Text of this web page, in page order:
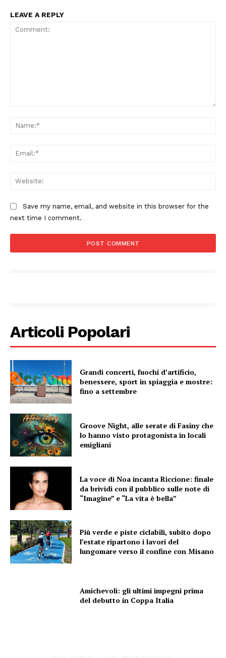
LEAVE A REPLY
Save my name, email, and website in this browser for the
next time I comment.
Articoli Popolari
Grandi concerti, fuochi d’artificio,
benessere, sport in spiaggia e mostre:
fino a settembre
Groove Night, alle serate di Fasiny che
lo hanno visto protagonista in locali
emigliani
La voce di Noa incanta Riccione: finale
da brividi con il pubblico sulle note di
“Imagine” e “La vita è bella”
Più verde e piste ciclabili, subito dopo
l’estate ripartono i lavori del
lungomare verso il confine con Misano
Amichevoli: gli ultimi impegni prima
del debutto in Coppa Italia